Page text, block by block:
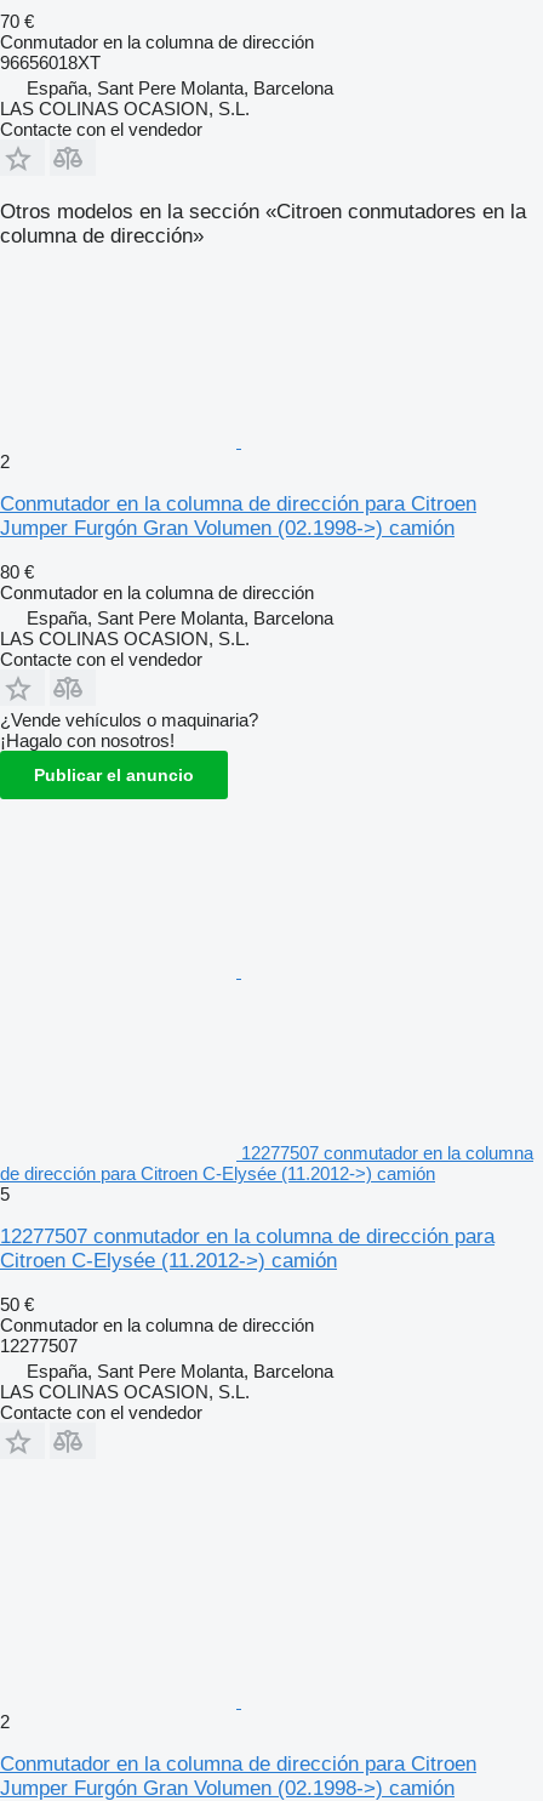
70 €
Conmutador en la columna de dirección
96656018XT
España, Sant Pere Molanta, Barcelona
LAS COLINAS OCASION, S.L.
Contacte con el vendedor
Otros modelos en la sección «Citroen conmutadores en la
columna de dirección»
2
Conmutador en la columna de dirección para Citroen
Jumper Furgón Gran Volumen (02.1998->) camión
80 €
Conmutador en la columna de dirección
España, Sant Pere Molanta, Barcelona
LAS COLINAS OCASION, S.L.
Contacte con el vendedor
¿Vende vehículos o maquinaria?
¡Hagalo con nosotros!
Publicar el anuncio
12277507 conmutador en la columna
de dirección para Citroen C-Elysée (11.2012->) camión
5
12277507 conmutador en la columna de dirección para
Citroen C-Elysée (11.2012->) camión
50 €
Conmutador en la columna de dirección
12277507
España, Sant Pere Molanta, Barcelona
LAS COLINAS OCASION, S.L.
Contacte con el vendedor
2
Conmutador en la columna de dirección para Citroen
Jumper Furgón Gran Volumen (02.1998->) camión